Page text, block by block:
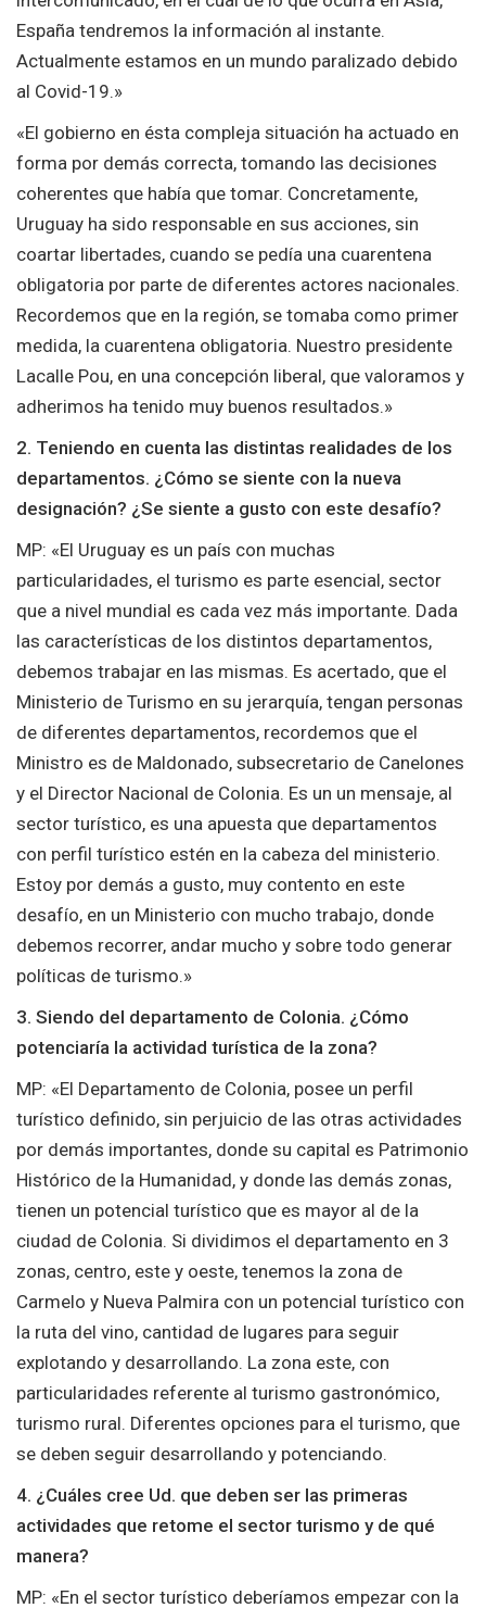
España tendremos la información al instante.
Actualmente estamos en un mundo paralizado debido
al Covid-19.»
«El gobierno en ésta compleja situación ha actuado en
forma por demás correcta, tomando las decisiones
coherentes que había que tomar. Concretamente,
Uruguay ha sido responsable en sus acciones, sin
coartar libertades, cuando se pedía una cuarentena
obligatoria por parte de diferentes actores nacionales.
Recordemos que en la región, se tomaba como primer
medida, la cuarentena obligatoria. Nuestro presidente
Lacalle Pou, en una concepción liberal, que valoramos y
adherimos ha tenido muy buenos resultados.»
2. Teniendo en cuenta las distintas realidades de los
departamentos. ¿Cómo se siente con la nueva
designación? ¿Se siente a gusto con este desafío?
MP: «El Uruguay es un país con muchas
particularidades, el turismo es parte esencial, sector
que a nivel mundial es cada vez más importante. Dada
las características de los distintos departamentos,
debemos trabajar en las mismas. Es acertado, que el
Ministerio de Turismo en su jerarquía, tengan personas
de diferentes departamentos, recordemos que el
Ministro es de Maldonado, subsecretario de Canelones
y el Director Nacional de Colonia. Es un un mensaje, al
sector turístico, es una apuesta que departamentos
con perfil turístico estén en la cabeza del ministerio.
Estoy por demás a gusto, muy contento en este
desafío, en un Ministerio con mucho trabajo, donde
debemos recorrer, andar mucho y sobre todo generar
políticas de turismo.»
3. Siendo del departamento de Colonia. ¿Cómo
potenciaría la actividad turística de la zona?
MP: «El Departamento de Colonia, posee un perfil
turístico definido, sin perjuicio de las otras actividades
por demás importantes, donde su capital es Patrimonio
Histórico de la Humanidad, y donde las demás zonas,
tienen un potencial turístico que es mayor al de la
ciudad de Colonia. Si dividimos el departamento en 3
zonas, centro, este y oeste, tenemos la zona de
Carmelo y Nueva Palmira con un potencial turístico con
la ruta del vino, cantidad de lugares para seguir
explotando y desarrollando. La zona este, con
particularidades referente al turismo gastronómico,
turismo rural. Diferentes opciones para el turismo, que
se deben seguir desarrollando y potenciando.
4. ¿Cuáles cree Ud. que deben ser las primeras
actividades que retome el sector turismo y de qué
manera?
MP: «En el sector turístico deberíamos empezar con la